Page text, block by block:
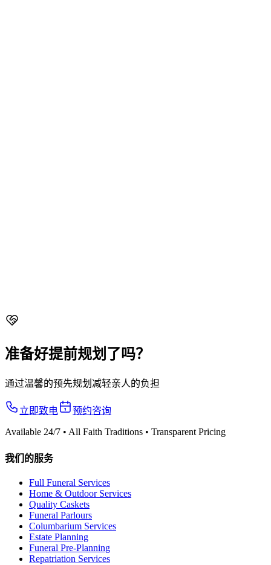
准备好提前规划了吗？
通过温馨的预先规划减轻亲人的负担
立即致电 预约咨询
Available 24/7 • All Faith Traditions • Transparent Pricing
我们的服务
Full Funeral Services
Home & Outdoor Services
Quality Caskets
Funeral Parlours
Columbarium Services
Estate Planning
Funeral Pre-Planning
Repatriation Services